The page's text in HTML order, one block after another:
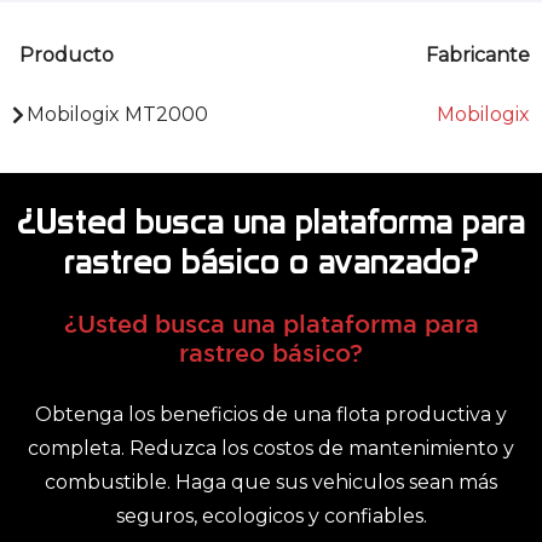
Producto Fabricante
Mobilogix MT2000 Mobilogix
¿Usted busca una plataforma para
rastreo básico o avanzado?
¿Usted busca una plataforma para
rastreo básico?
Obtenga los beneficios de una flota productiva y
completa. Reduzca los costos de mantenimiento y
combustible. Haga que sus vehiculos sean más
seguros, ecologicos y confiables.